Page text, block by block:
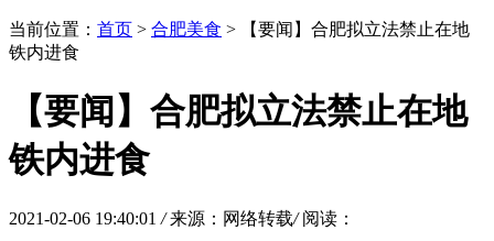
当前位置： 首页 > 合肥美食 > 【要闻】合肥拟立法禁止在地
铁内进食
【要闻】合肥拟立法禁止在地
铁内进食
2021-02-06 19:40:01/ 来源：网络转载/ 阅读：